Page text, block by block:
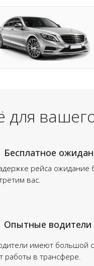
рейса ожидание
вас.
Бесплатное
имеют большой
работы в трансфере.
Опытные водители
для